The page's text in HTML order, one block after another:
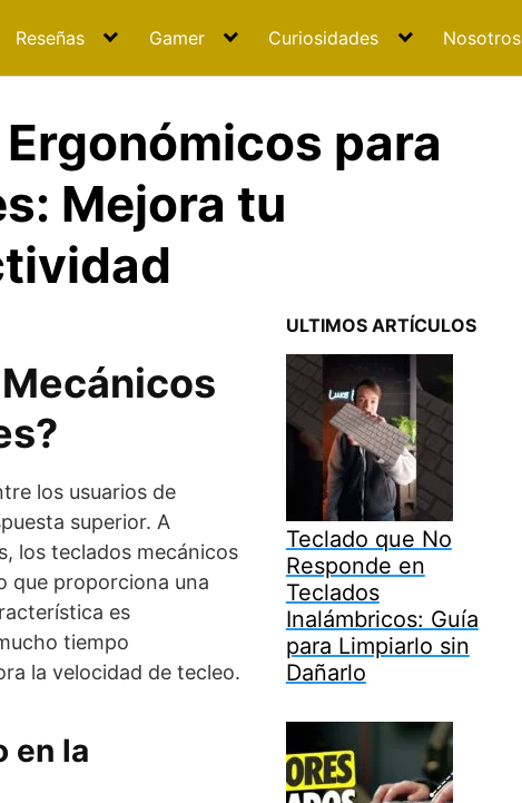
Reseñas Gamer Curiosidades Nosotros
para
Mejora tu
los usuarios de
superior. A
los teclados mecánicos
que proporciona una
es
tiempo
la velocidad de tecleo.
en la
ULTIMOS ARTÍCULOS
Teclado que No
Responde en
Teclados
Inalámbricos: Guía
para Limpiarlo sin
Dañarlo